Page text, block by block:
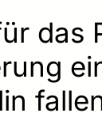
das